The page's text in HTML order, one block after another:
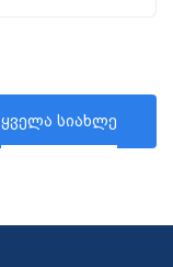
ყველა სიახლე